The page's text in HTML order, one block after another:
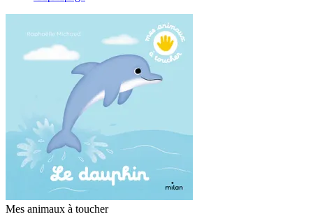
Mes animaux à toucher